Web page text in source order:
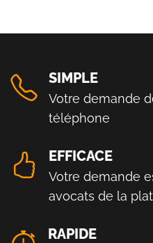
SIMPLE
Votre demande
téléphone
EFFICACE
Votre demande
avocats de la
RAPIDE